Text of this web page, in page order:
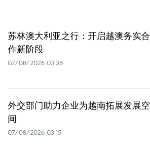
苏林澳大利亚之行：开启越澳务实合
作新阶段
07/08/2026 03:36
外交部门助力企业为越南拓展发展空
间
07/08/2026 03:15